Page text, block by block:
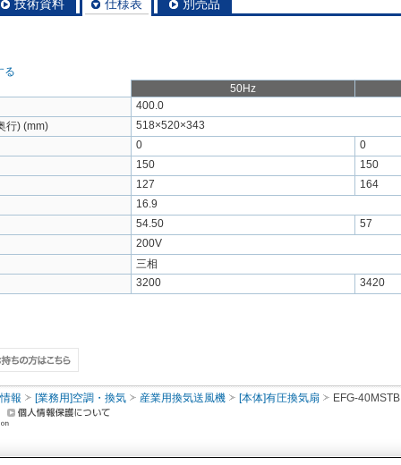
技術資料 仕様表 別売品
る
50Hz
400.0
行) (mm)
518×520×343
0
0
150
150
127
164
16.9
54.50
57
200V
三相
3200 3420
報 [業務用]空調・換気 産業用換気送風機 [本体]有圧換気扇 EFG-40MSTB